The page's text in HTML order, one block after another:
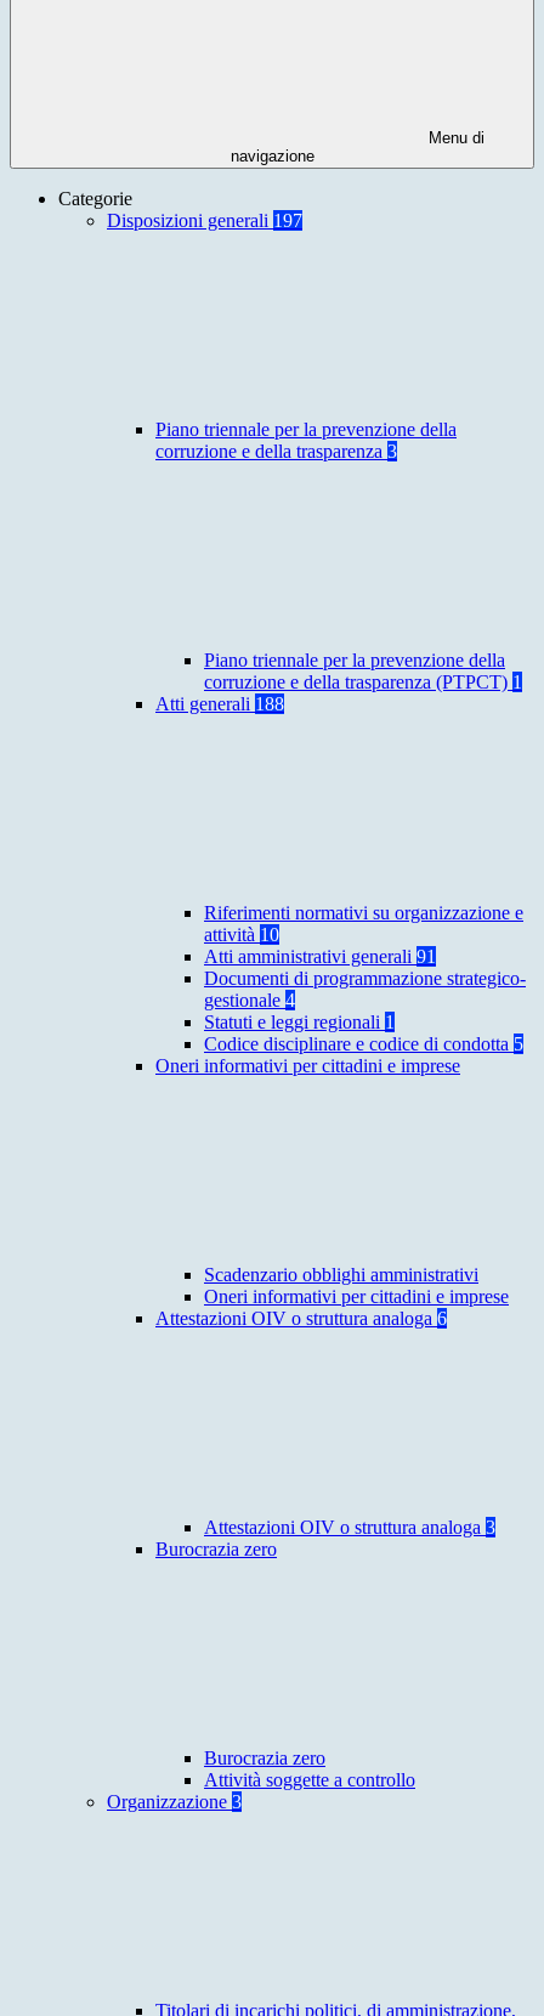
Menu di
navigazione
Categorie
Disposizioni generali 197
Piano triennale per la prevenzione della
corruzione e della trasparenza 3
Piano triennale per la prevenzione della
corruzione e della trasparenza (PTPCT) 1
Atti generali 188
Riferimenti normativi su organizzazione e
attività 10
Atti amministrativi generali 91
Documenti di programmazione strategico-
gestionale 4
Statuti e leggi regionali 1
Codice disciplinare e codice di condotta 5
Oneri informativi per cittadini e imprese
Scadenzario obblighi amministrativi
Oneri informativi per cittadini e imprese
Attestazioni OIV o struttura analoga 6
Attestazioni OIV o struttura analoga 3
Burocrazia zero
Burocrazia zero
Attività soggette a controllo
Organizzazione 3
Titolari di incarichi politici, di amministrazione,